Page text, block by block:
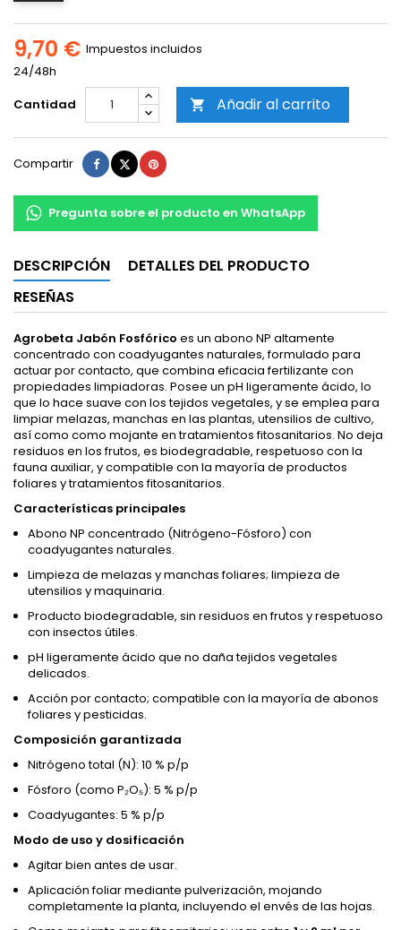
9,70 € Impuestos incluidos
24/48h
Cantidad
 Añadir al carrito
Compartir Compartir
TuitearPinterest
Pregunta sobre el producto en WhatsApp
DESCRIPCIÓN
DETALLES DEL PRODUCTO
RESEÑAS
Agrobeta Jabón Fosfórico es un abono NP altamente
concentrado con coadyugantes naturales, formulado para
actuar por contacto, que combina eficacia fertilizante con
propiedades limpiadoras. Posee un pH ligeramente ácido, lo
que lo hace suave con los tejidos vegetales, y se emplea para
limpiar melazas, manchas en las plantas, utensilios de cultivo,
así como como mojante en tratamientos fitosanitarios. No deja
residuos en los frutos, es biodegradable, respetuoso con la
fauna auxiliar, y compatible con la mayoría de productos
foliares y tratamientos fitosanitarios.
Características principales
Abono NP concentrado (Nitrógeno-Fósforo) con
coadyugantes naturales.
Limpieza de melazas y manchas foliares; limpieza de
utensilios y maquinaria.
Producto biodegradable, sin residuos en frutos y respetuoso
con insectos útiles.
pH ligeramente ácido que no daña tejidos vegetales
delicados.
Acción por contacto; compatible con la mayoría de abonos
foliares y pesticidas.
Composición garantizada
Nitrógeno total (N): 10 % p/p
Fósforo (como P₂O₅): 5 % p/p
Coadyugantes: 5 % p/p
Modo de uso y dosificación
Agitar bien antes de usar.
Aplicación foliar mediante pulverización, mojando
completamente la planta, incluyendo el envés de las hojas.